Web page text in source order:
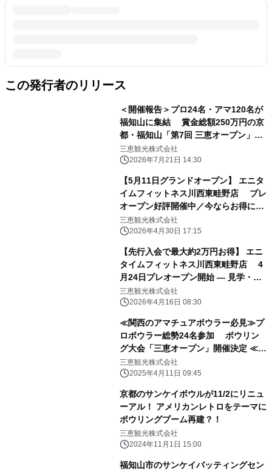
この発行者のリリース
＜開催報告＞プロ24名・アマ120名が
福知山に集結 賞金総額250万円の京
都・福知山「第7回 三恵オープン」を
開催 ジュニア選手が予選突破、花道
イベントで会場一体の熱戦に
三恵観光株式会社
2026年7月21日 14:30
【5月11日グランドオープン】 エニタ
イムフィットネス川西東畦野店 プレ
オープン好評開催中／今ならお得にス
タート可能
三恵観光株式会社
2026年4月30日 17:15
【先行入会で最大約2万円お得】 エニ
タイムフィットネス川西東畦野店 4
月24日プレオープン開始 ― 見学・店
頭入会受付スタート
三恵観光株式会社
2026年4月16日 08:30
≪関西のアマチュアボウラー必見≫プ
ロボウラー総勢24名参加 ボウリン
グ大会「三恵オープン」開催決定 ≪今
年はアマチュア賞品が豪華に！≫
三恵観光株式会社
2025年4月11日 09:45
京都のサンケイボウルが11/2にリニュ
ーアル！ アメリカンレトロをテーマに
ボウリングブーム再建？！
三恵観光株式会社
2024年11月1日 15:00
福知山市のサンケイバッティングセン